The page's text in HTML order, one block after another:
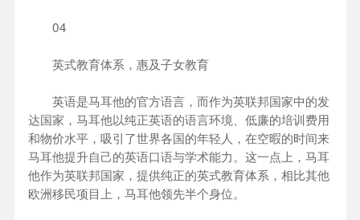
04
英式教育体系，惠及子女教育
英语是马耳他的官方语言，而作为英联邦国家中的发
达国家，马耳他以纯正英语的语言环境、低廉的培训费用
和物价水平，吸引了世界各国的年轻人，在空暇的时间来
马耳他提升自己的英语口语与学术能力。这一点上，马耳
他作为英联邦国家，提供纯正的英式教育体系，相比其他
欧洲移民项目上，马耳他领先半个身位。